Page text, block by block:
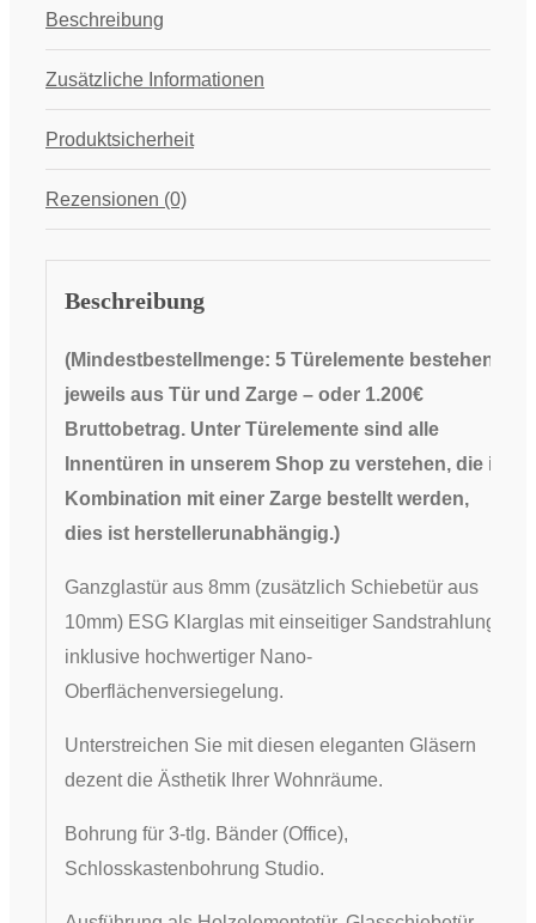
Beschreibung
Zusätzliche Informationen
Produktsicherheit
Rezensionen (0)
Beschreibung
(Mindestbestellmenge: 5 Türelemente bestehend
jeweils aus Tür und Zarge – oder 1.200€
Bruttobetrag. Unter Türelemente sind alle
Innentüren in unserem Shop zu verstehen, die in
Kombination mit einer Zarge bestellt werden,
dies ist herstellerunabhängig.)
Ganzglastür aus 8mm (zusätzlich Schiebetür aus
10mm) ESG Klarglas mit einseitiger Sandstrahlung
inklusive hochwertiger Nano-
Oberflächenversiegelung.
Unterstreichen Sie mit diesen eleganten Gläsern
dezent die Ästhetik Ihrer Wohnräume.
​Bohrung für 3-tlg. Bänder (Office),
Schlosskastenbohrung Studio.